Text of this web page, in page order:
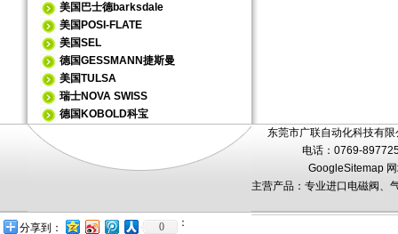
美国巴士德barksdale
美国POSI-FLATE
美国SEL
德国GESSMANN捷斯曼
美国TULSA
瑞士NOVA SWISS
德国KOBOLD科宝
东莞市广联自动化科技有
电话：0769-
GoogleSitemap
主营产品：专业进口电磁阀、
：
分享到： 0